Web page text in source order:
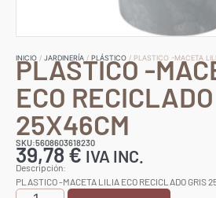
INICIO / JARDINERÍA / PLÁSTICO / PLASTICO -MACETA
PLASTICO -
ECO
25X46CM
SKU:5608603618230
39,78€ IVA INC.
Descripción:
PLASTICO -MACETA LILIA ECO RECICLADO GRIS